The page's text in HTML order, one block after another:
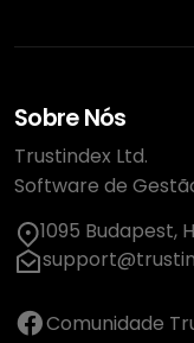
Sobre Nós
Trustindex Ltd.
Software de
1095 Budapest,
Comunidade